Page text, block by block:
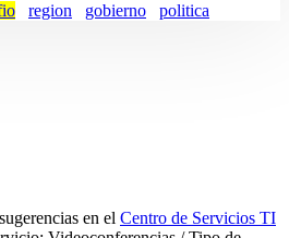
region gobierno politica
en el Centro de Servicios TI